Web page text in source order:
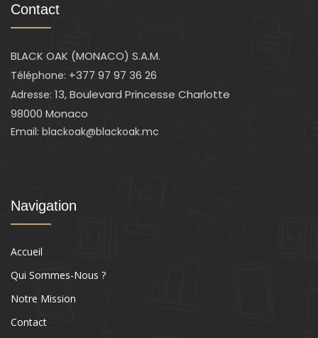
Contact
BLACK OAK (MONACO) S.A.M.
Téléphone: +377 97 97 36 26
Adresse: 13, Boulevard Princesse Charlotte
98000 Monaco
Email: blackoak@blackoak.mc
Navigation
Accueil
Qui Sommes-Nous ?
Notre Mission
Contact